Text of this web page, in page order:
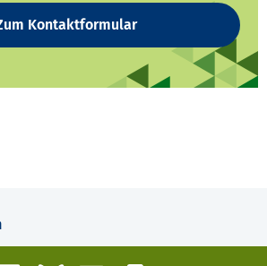
Kontaktformular